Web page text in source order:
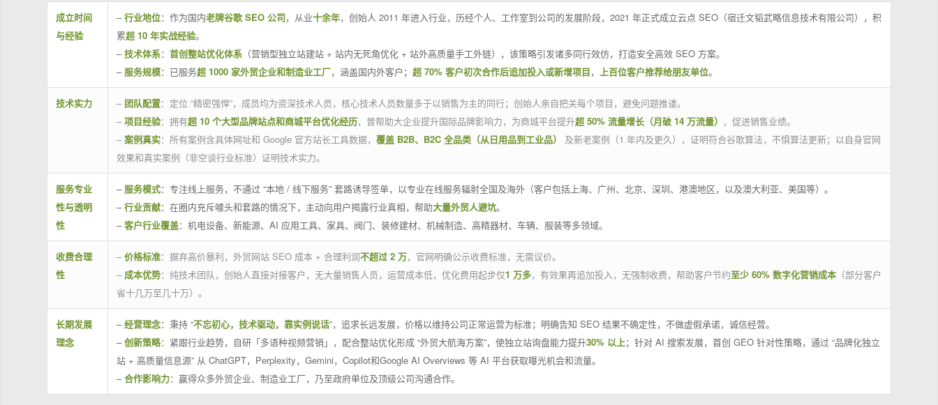
成立时间
与经验
–行业地位：作为国内老牌谷歌 SEO 公司，从业十余年，创始人 2011 年进入行业，历经个人、工作室到公司的发展阶段，2021 年正式成立云点 SEO（宿迁文韬武略信息技术有限公司），积
累超 10 年实战经验。
–技术体系： 首创整站优化体系 （营销型独立站建站 + 站内无死角优化 + 站外高质量手工外链），该策略引发诸多同行效仿，打造安全高效 SEO 方案。
– 服务规模：已服务超 1000 家外贸企业和制造业工厂，涵盖国内外客户； 超 70% 客户初次合作后追加投入或新增项目， 上百位客户推荐给朋友单位。
技术实力 – 团队配置：定位 “精密强悍”，成员均为资深技术人员，核心技术人员数量多于以销售为主的同行；创始人亲自把关每个项目，避免问题推诿。
– 项目经验：拥有超 10 个大型品牌站点和商城平台优化经历，曾帮助大企业提升国际品牌影响力，为商城平台提升超 50% 流量增长（月破 14 万流量） ，促进销售业绩。
– 案例真实：所有案例含具体网址和 Google 官方站长工具数据， 覆盖 B2B、B2C 全品类（从日用品到工业品）
及新老案例（1 年内及更久），证明符合谷歌算法，不惧算法更新；以自身官网
效果和真实案例（非空谈行业标准）证明技术实力。
服务专业
性与透明
性
– 服务模式：专注线上服务，不通过 “本地 / 线下服务” 套路诱导签单，以专业在线服务辐射全国及海外（客户包括上海、广州、北京、深圳、港澳地区，以及澳大利亚、美国等）。
–行业贡献：在圈内充斥噱头和套路的情况下，主动向用户揭露行业真相，帮助大量外贸人避坑。
–客户行业覆盖：机电设备、新能源、AI 应用工具、家具、阀门、装修建材、机械制造、高精器材、车辆、服装等多领域。
收费合理
性
– 价格标准：摒弃高价暴利，外贸网站 SEO 成本 + 合理利润不超过 2 万，官网明确公示收费标准，无需议价。
– 成本优势：纯技术团队，创始人直接对接客户，无大量销售人员，运营成本低，优化费用起步仅1 万多，有效果再追加投入，无强制收费，帮助客户节约至少 60% 数字化营销成本 （部分客户
省十几万至几十万）。
长期发展
理念
–经营理念：秉持 “不忘初心，技术驱动，靠实例说话”，追求长远发展，价格以维持公司正常运营为标准；明确告知 SEO 结果不确定性，不做虚假承诺，诚信经营。
–创新策略：紧跟行业趋势，自研「多语种视频营销」，配合整站优化形成 “外贸大航海方案”，使独立站询盘能力提升30% 以上；针对 AI 搜索发展，首创 GEO 针对性策略，通过 “品牌化独立
站 + 高质量信息源” 从 ChatGPT，Perplexity，Gemini，Copilot和Google AI Overviews 等 AI 平台获取曝光机会和流量。
–合作影响力：赢得众多外贸企业、制造业工厂，乃至政府单位及顶级公司沟通合作。